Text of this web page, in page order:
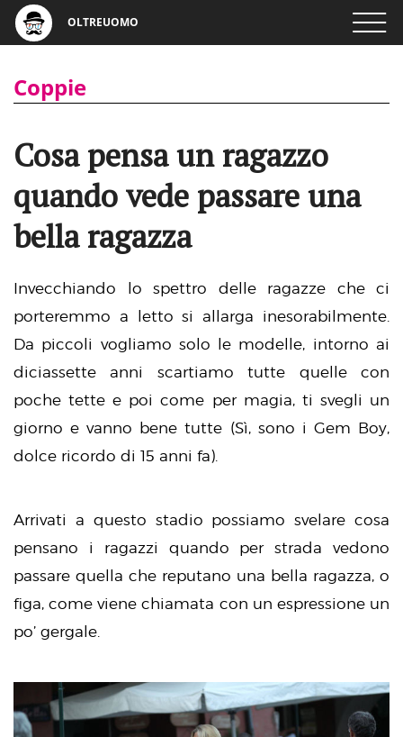
OLTREUOMO
Coppie
Cosa pensa un ragazzo
quando vede passare una
bella ragazza
Invecchiando lo spettro delle ragazze che ci
porteremmo a letto si allarga inesorabilmente.
Da piccoli vogliamo solo le modelle, intorno ai
diciassette anni scartiamo tutte quelle con
poche tette e poi come per magia, ti svegli un
giorno e vanno bene tutte (Sì, sono i Gem Boy,
dolce ricordo di 15 anni fa).
Arrivati a questo stadio possiamo svelare cosa
pensano i ragazzi quando per strada vedono
passare quella che reputano una bella ragazza, o
figa, come viene chiamata con un espressione un
po’ gergale.